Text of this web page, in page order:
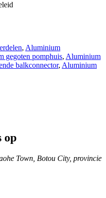
, Aluminium
gegoten pomphuis, Aluminium
balkconnector, Aluminium
op
Town, Botou City, provincie